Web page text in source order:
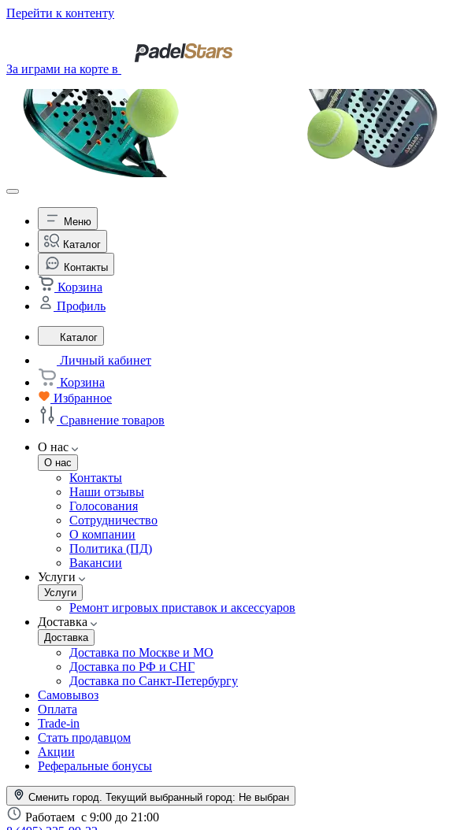
Перейти к контенту
За играми на корте в
Меню
Каталог
Контакты
Корзина
Профиль
Каталог
Личный кабинет
Корзина
Избранное
Сравнение товаров
О нас
О нас
Контакты
Наши отзывы
Голосования
Сотрудничество
О компании
Политика (ПД)
Вакансии
Услуги
Услуги
Ремонт игровых приставок и аксессуаров
Доставка
Доставка
Доставка по Москве и МО
Доставка по РФ и СНГ
Доставка по Санкт-Петербургу
Самовывоз
Оплата
Trade-in
Стать продавцом
Акции
Реферальные бонусы
Сменить город. Текущий выбранный город: Не выбран
Работаем с 9:00 до 21:00